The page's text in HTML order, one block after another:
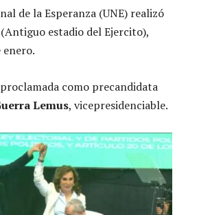
de la Esperanza (UNE) realizó
estadio del Ejercito),
enero.
como precandidata
Lemus, vicepresidenciable.